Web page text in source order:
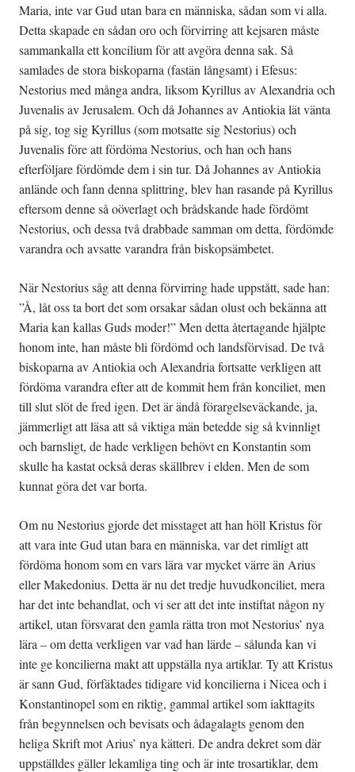
Maria, inte var Gud utan bara en människa, sådan som vi alla.
Detta skapade en sådan oro och förvirring att kejsaren måste
sammankalla ett koncilium för att avgöra denna sak. Så
samlades de stora biskoparna (fastän långsamt) i Efesus:
Nestorius med många andra, liksom Kyrillus av Alexandria och
Juvenalis av Jerusalem. Och då Johannes av Antiokia lät vänta
på sig, tog sig Kyrillus (som motsatte sig Nestorius) och
Juvenalis före att fördöma Nestorius, och han och hans
efterföljare fördömde dem i sin tur. Då Johannes av Antiokia
anlände och fann denna splittring, blev han rasande på Kyrillus
eftersom denne så oöverlagt och brådskande hade fördömt
Nestorius, och dessa två drabbade samman om detta, fördömde
varandra och avsatte varandra från biskopsämbetet.
När Nestorius såg att denna förvirring hade uppstått, sade han:
”Å, låt oss ta bort det som orsakar sådan olust och bekänna att
Maria kan kallas Guds moder!” Men detta återtagande hjälpte
honom inte, han måste bli fördömd och landsförvisad. De två
biskoparna av Antiokia och Alexandria fortsatte verkligen att
fördöma varandra efter att de kommit hem från konciliet, men
till slut slöt de fred igen. Det är ändå förargelseväckande, ja,
jämmerligt att läsa att så viktiga män betedde sig så kvinnligt
och barnsligt, de hade verkligen behövt en Konstantin som
skulle ha kastat också deras skällbrev i elden. Men de som
kunnat göra det var borta.
Om nu Nestorius gjorde det misstaget att han höll Kristus för
att vara inte Gud utan bara en människa, var det rimligt att
fördöma honom som en vars lära var mycket värre än Arius
eller Makedonius. Detta är nu det tredje huvudkonciliet, mera
har det inte behandlat, och vi ser att det inte instiftat någon ny
artikel, utan försvarat den gamla rätta tron mot Nestorius’ nya
lära – om detta verkligen var vad han lärde – sålunda kan vi
inte ge koncilierna makt att uppställa nya artiklar. Ty att Kristus
är sann Gud, förfäktades tidigare vid koncilierna i Nicea och i
Konstantinopel som en riktig, gammal artikel som iakttagits
från begynnelsen och bevisats och ådagalagts genom den
heliga Skrift mot Arius’ nya kätteri. De andra dekret som där
uppställdes gäller lekamliga ting och är inte trosartiklar, dem